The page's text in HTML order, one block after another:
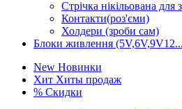
Стрічка нікільована для
Контакти(роз'єми)
Холдери (зроби сам)
Блоки живлення
New Новинки
Хит Хиты продаж
% Скидки